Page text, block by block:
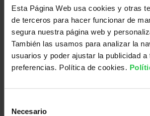
Esta Página Web usa cookies y otras
de terceros para hacer funcionar de
segura nuestra página web y
También las usamos para analizar la
usuarios y poder ajustar la publicidad
preferencias. Política de cookies.
Necesario
Médico
Acompañamiento
Educamos en